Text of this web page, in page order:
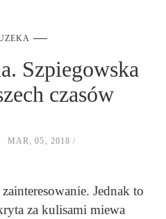
Szpiegowska
czasów
MAR, 05, 2018
Jednak to
za kulisami miewa